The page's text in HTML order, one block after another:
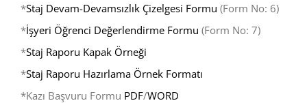
*Staj Devam-Devamsızlık Çizelgesi Formu (Form No: 6)
*İşyeri Öğrenci Değerlendirme Formu (Form No: 7)
*Staj Raporu Kapak Örneği
*Staj Raporu Hazırlama Örnek Formatı
*Kazı Başvuru Formu PDF/WORD